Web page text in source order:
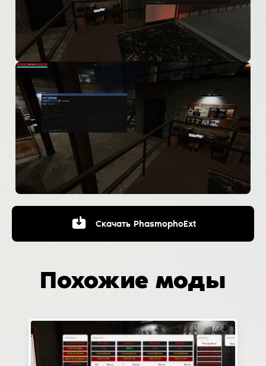
Скачать PhasmophoExt
Похожие моды